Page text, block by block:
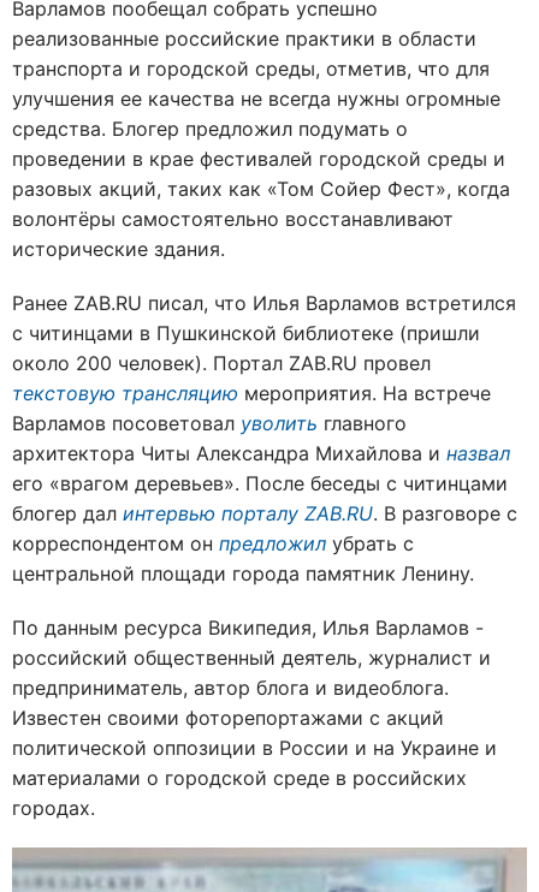
Варламов пообещал собрать успешно
реализованные российские практики в области
транспорта и городской среды, отметив, что для
улучшения ее качества не всегда нужны огромные
средства. Блогер предложил подумать о
проведении в крае фестивалей городской среды и
разовых акций, таких как «Том Сойер Фест», когда
волонтёры самостоятельно восстанавливают
исторические здания.
Ранее ZAB.RU писал, что Илья Варламов встретился
с читинцами в Пушкинской библиотеке (пришли
около 200 человек). Портал ZAB.RU провел
текстовую трансляцию мероприятия. На встрече
Варламов посоветовал уволить главного
архитектора Читы Александра Михайлова и назвал
его «врагом деревьев». После беседы с читинцами
блогер дал интервью порталу ZAB.RU. В разговоре с
корреспондентом он предложил убрать с
центральной площади города памятник Ленину.
По данным ресурса Википедия, Илья Варламов -
российский общественный деятель, журналист и
предприниматель, автор блога и видеоблога.
Известен своими фоторепортажами с акций
политической оппозиции в России и на Украине и
материалами о городской среде в российских
городах.